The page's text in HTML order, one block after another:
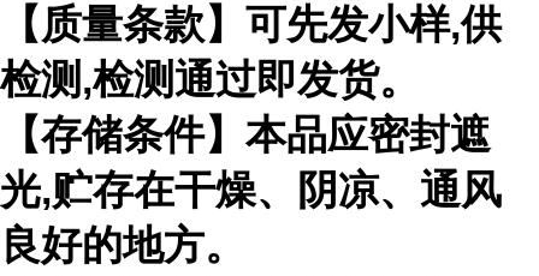
【质量条款】可先发小样,供
检测,检测通过即发货。
【存储条件】本品应密封遮
光,贮存在干燥、阴凉、通风
良好的地方。